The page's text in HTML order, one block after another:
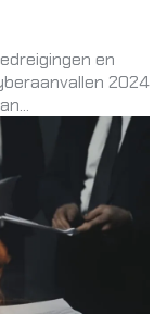
en
2024